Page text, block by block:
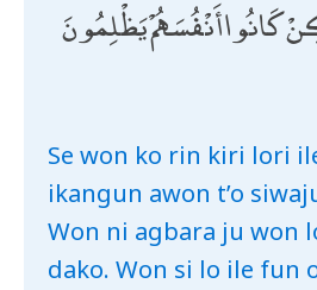
كَانُوا أَنْفُسَهُمْ يَظْلِمُونَ
Se won ko rin kiri lori
ikangun awon t’o
Won ni agbara ju won
dako. Won si lo ile fun